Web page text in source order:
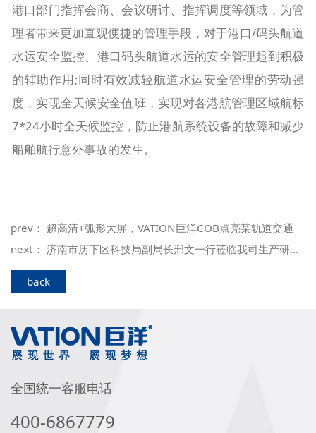
港口部门指挥会商、会议研讨、指挥调度等领域，为管
理者带来更加直观便捷的管理手段，对于港口/码头航道
水运安全监控、港口码头航道水运的安全管理起到积极
的辅助作用;同时有效减轻航道水运安全管理的劳动强
度，实现全天候安全值班，实现对各港航管理区域航标
7*24小时全天候监控，防止港航系统设备的故障和减少
船舶航行意外事故的发生。
prev： 超高清+弧形大屏，VATION巨洋COB点亮某轨道交通
next：济南市历下区科技局副局长邢文一行莅临我司生产研发中心调研指导
back
全国统一客服电话
400-6867779